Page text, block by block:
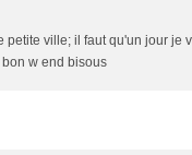
petite ville; il faut qu'un jour je
w end bisous